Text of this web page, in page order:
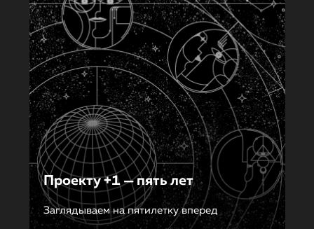
Проекту +1 — пять лет
Заглядываем на пятилетку вперед